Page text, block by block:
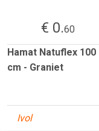
€ 0.60
Hamat Natuflex 100
cm - Graniet
Ivol